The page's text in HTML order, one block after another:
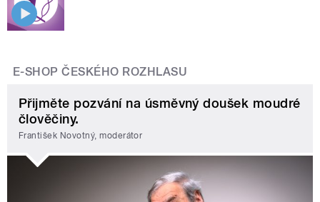
E-SHOP ČESKÉHO ROZHLASU
Přijměte pozvání na úsměvný doušek moudré
člověčiny.
František Novotný, moderátor